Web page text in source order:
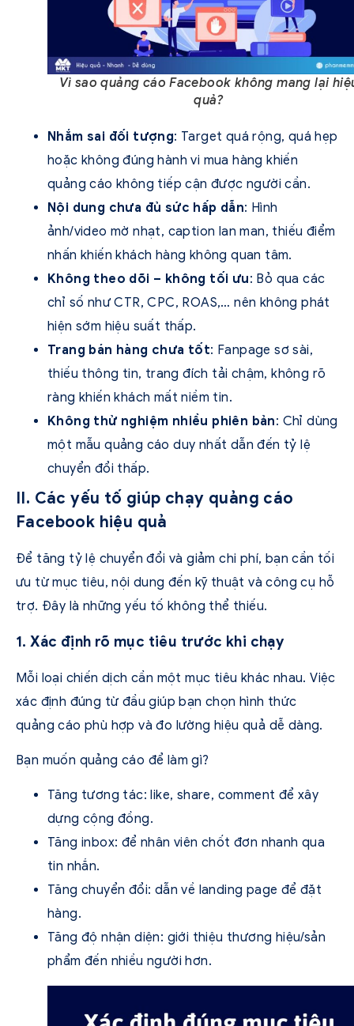
Vì sao quảng cáo Facebook không mang lại
quả?
Nhắm sai đối tượng: Target quá rộng, quá hẹp
hoặc không đúng hành vi mua hàng khiến
quảng cáo không tiếp cận được người cần.
Nội dung chưa đủ sức hấp dẫn: Hình
ảnh/video mờ nhạt, caption lan man, thiếu điểm
nhấn khiến khách hàng không quan tâm.
Không theo dõi – không tối ưu: Bỏ qua các
chỉ số như CTR, CPC, ROAS,… nên không phát
hiện sớm hiệu suất thấp.
Trang bán hàng chưa tốt: Fanpage sơ sài,
thiếu thông tin, trang đích tải chậm, không rõ
ràng khiến khách mất niềm tin.
Không thử nghiệm nhiều phiên bản: Chỉ dùng
một mẫu quảng cáo duy nhất dẫn đến tỷ lệ
chuyển đổi thấp.
II. Các yếu tố giúp chạy quảng cáo
Facebook hiệu quả
Để tăng tỷ lệ chuyển đổi và giảm chi phí, bạn cần tối
ưu từ mục tiêu, nội dung đến kỹ thuật và công cụ hỗ
trợ. Đây là những yếu tố không thể thiếu.
1. Xác định rõ mục tiêu trước khi chạy
Mỗi loại chiến dịch cần một mục tiêu khác nhau. Việc
xác định đúng từ đầu giúp bạn chọn hình thức
quảng cáo phù hợp và đo lường hiệu quả dễ dàng.
Bạn muốn quảng cáo để làm gì?
Tăng tương tác: like, share, comment để xây
dựng cộng đồng.
Tăng inbox: để nhân viên chốt đơn nhanh qua
tin nhắn.
Tăng chuyển đổi: dẫn về landing page để đặt
hàng.
Tăng độ nhận diện: giới thiệu thương hiệu/sản
phẩm đến nhiều người hơn.